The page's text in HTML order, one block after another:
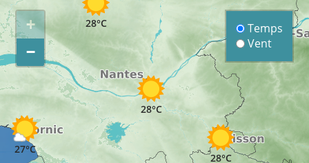
28°C
28°C
28°C
27°C
+
−
Temps
Vent